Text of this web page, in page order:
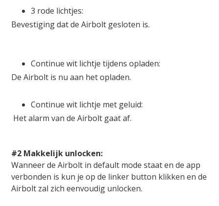
3 rode lichtjes:
Bevestiging dat de Airbolt gesloten is.
Continue wit lichtje tijdens opladen:
De Airbolt is nu aan het opladen.
Continue wit lichtje met geluid:
Het alarm van de Airbolt gaat af.
#2 Makkelijk unlocken:
Wanneer de Airbolt in default mode staat en de app
verbonden is kun je op de linker button klikken en de
Airbolt zal zich eenvoudig unlocken.